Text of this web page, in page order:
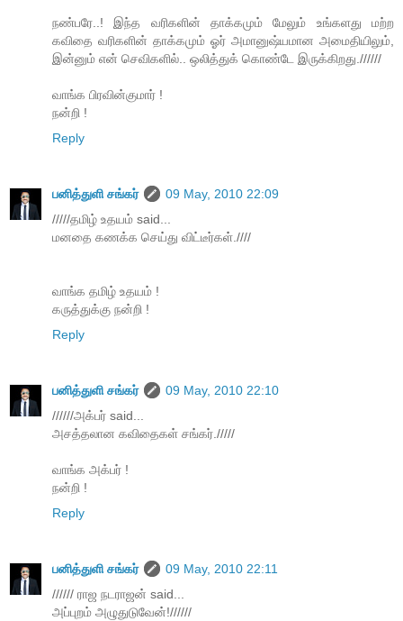
நண்பரே..! இந்த வரிகளின் தாக்கமும் மேலும் உங்களது மற்ற
கவிதை வரிகளின் தாக்கமும் ஓர் அமானுஷ்யமான அமைதியிலும்,
இன்னும் என் செவிகளில்.. ஒலித்துக் கொண்டே இருக்கிறது.//////
வாங்க பிரவின்குமார் !
நன்றி !
Reply
பனித்துளி சங்கர்
09 May, 2010 22:09
/////தமிழ் உதயம் said...
மனதை கணக்க செய்து விட்டீர்கள்.////
வாங்க தமிழ் உதயம் !
கருத்துக்கு நன்றி !
Reply
பனித்துளி சங்கர்
09 May, 2010 22:10
//////அக்பர் said...
அசத்தலான கவிதைகள் சங்கர்./////
வாங்க அக்பர் !
நன்றி !
Reply
பனித்துளி சங்கர்
09 May, 2010 22:11
////// ராஜ நடராஜன் said...
அப்புறம் அழுதுடுவேன்!//////